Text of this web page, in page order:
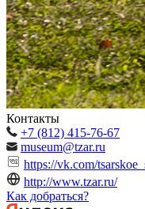
Контакты
+7 (812) 415-76-67
museum@tzar.ru
https://vk.com/
http://www.tzar.ru/
Как добраться?